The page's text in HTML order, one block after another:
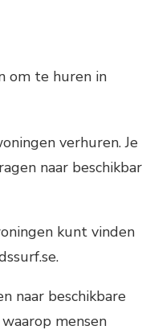
om te huren in
verhuren. Je
naar
kunt vinden
naar beschikbare
mensen